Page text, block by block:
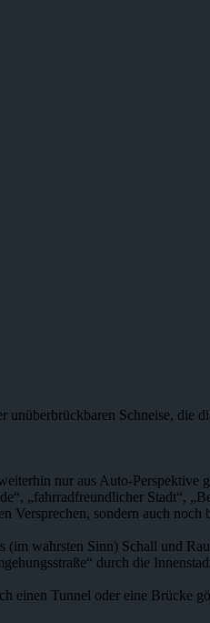
Schneise, die
nur aus Auto-
„fahrradfreundlicher Stadt“,
sondern auch
(im wahrsten Sinn) Schall und
durch die
einen Tunnel oder eine Brücke